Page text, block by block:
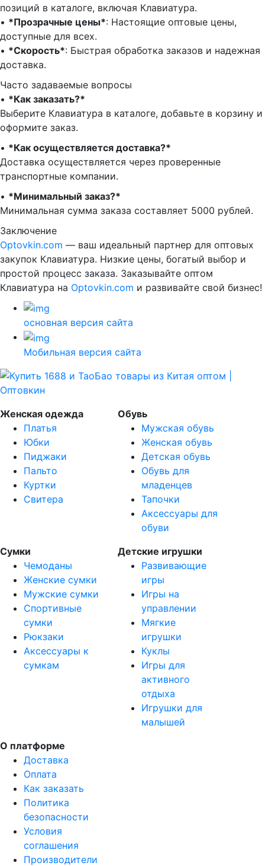
позиций в каталоге, включая Клавиатура.
•⁠ ⁠ *Прозрачные цены*: Настоящие оптовые цены,
доступные для всех.
•⁠ ⁠ *Скорость*: Быстрая обработка заказов и надежная
доставка.
Часто задаваемые вопросы
•⁠ ⁠*Как заказать?*
Выберите Клавиатура в каталоге, добавьте в корзину и
оформите заказ.
•⁠ ⁠ *Как осуществляется доставка?*
Доставка осуществляется через проверенные
транспортные компании.
•⁠ ⁠ *Минимальный заказ?*
Минимальная сумма заказа составляет 5000 рублей.
Заключение
Optovkin.com — ваш идеальный партнер для оптовых
закупок Клавиатура. Низкие цены, богатый выбор и
простой процесс заказа. Заказывайте оптом
Клавиатура на Optovkin.com и развивайте свой бизнес!
основная версия сайта
Мобильная версия сайта
Женская одежда
Платья
Юбки
Пиджаки
Пальто
Куртки
Свитера
Обувь
Мужская обувь
Женская обувь
Детская обувь
Обувь для
младенцев
Тапочки
Аксессуары для
обуви
Сумки
Чемоданы
Женские сумки
Мужские сумки
Спортивные
сумки
Рюкзаки
Аксессуары к
сумкам
Детские игрушки
Развивающие
игры
Игры на
управлении
Мягкие
игрушки
Куклы
Игры для
активного
отдыха
Игрушки для
малышей
О платформе
Доставка
Оплата
Как заказать
Политика
безопасности
Условия
соглашения
Производители